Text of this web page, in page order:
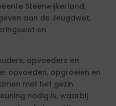
Steenwijkerland,
aan de Jeugdwet,
en
opvoeders en
opvoeden, opgroeien en
met het gezin
nodig is, waarbij